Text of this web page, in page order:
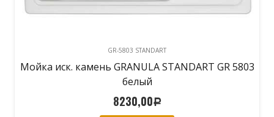
GR-5803 STANDART
Мойка иск. камень GRANULA STANDART GR 5803
белый
8230,00Р